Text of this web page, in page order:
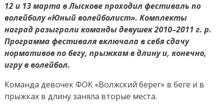
12 и 13 марта в Лыскове проходил фестиваль по
волейболу «Юный волейболист». Комплекты
наград разыграли команды девушек 2010–2011 г. р.
Программа фестиваля включала в себя сдачу
нормативов по бегу, прыжкам в длину и, конечно,
игру в волейбол.
Команда девочек ФОК «Волжский берег» в беге и в
прыжках в длину заняла вторые места.